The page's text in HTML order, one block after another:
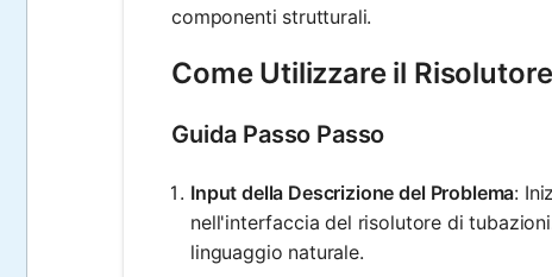
componenti strutturali.
Come Utilizzare il
Guida Passo Passo
Input della Descrizione del Problema:
nell'interfaccia del risolutore di
linguaggio naturale.